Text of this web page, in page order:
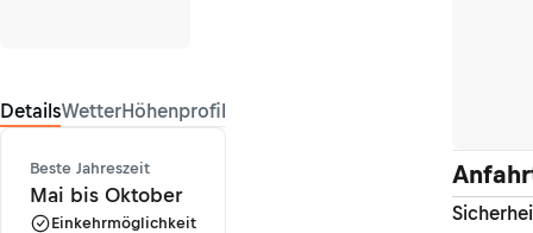
DetailsWetterHöhenprofil
Beste Jahreszeit
Mai bis Oktober
Einkehrmöglichkeit